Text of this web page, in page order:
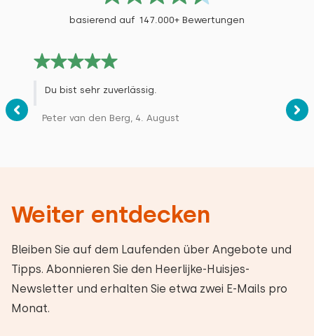
basierend auf 147.000+ Bewertungen
Du bist sehr zuverlässig.
Peter van den Berg, 4. August
Weiter entdecken
Bleiben Sie auf dem Laufenden über Angebote und
Tipps. Abonnieren Sie den Heerlijke-Huisjes-
Newsletter und erhalten Sie etwa zwei E-Mails pro
Monat.